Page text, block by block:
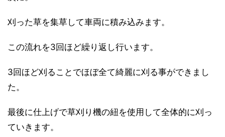
刈った草を集草して車両に積み込みます。
この流れを3回ほど繰り返し行います。
3回ほど刈ることでほぼ全て綺麗に刈る事ができまし
た。
最後に仕上げで草刈り機の紐を使用して全体的に刈っ
ていきます。